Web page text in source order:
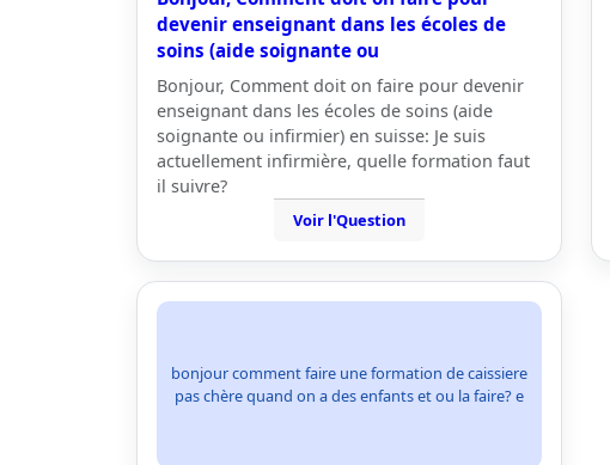
devenir enseignant dans les écoles de
soins (aide soignante ou
Bonjour, Comment doit on faire pour devenir
enseignant dans les écoles de soins (aide
soignante ou infirmier) en suisse: Je suis
actuellement infirmière, quelle formation faut
il suivre?
Voir l'Question
bonjour comment faire une formation de caissiere
pas chère quand on a des enfants et ou la faire? e